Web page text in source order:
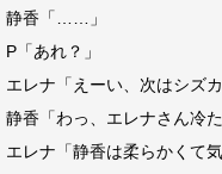
静香「……」
P「あれ？」
エレナ「えーい、次はシズカ
静香「わっ、エレナさん冷
エレナ「静香は柔らかくて